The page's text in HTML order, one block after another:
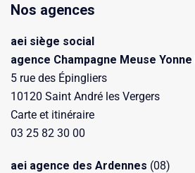
Nos agences
aei siège social
agence Champagne Meuse Yonne
5 rue des Épingliers
10120 Saint André les Vergers
Carte et itinéraire
03 25 82 30 00
aei agence des Ardennes (08)